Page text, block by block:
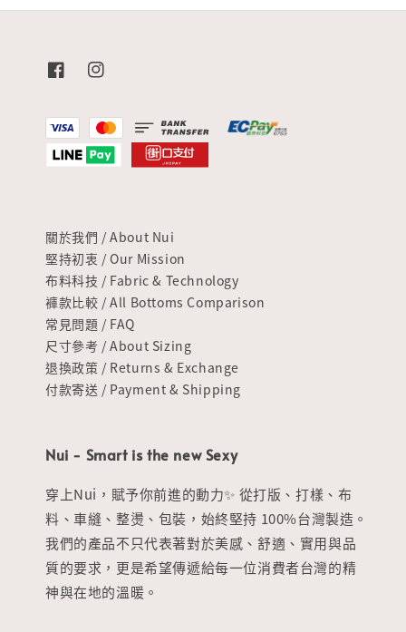
關於我們 / About Nui
堅持初衷 / Our Mission
布料科技 / Fabric & Technology
褲款比較 / All Bottoms Comparison
常見問題 / FAQ
尺寸參考 / About Sizing
退換政策 / Returns & Exchange
付款寄送 / Payment & Shipping
Nui - Smart is the new Sexy
穿上Nui，賦予你前進的動力✨ 從打版、打樣、布
料、車縫、整燙、包裝，始終堅持 100%台灣製造。
我們的產品不只代表著對於美感、舒適、實用與品
質的要求，更是希望傳遞給每一位消費者台灣的精
神與在地的溫暖。